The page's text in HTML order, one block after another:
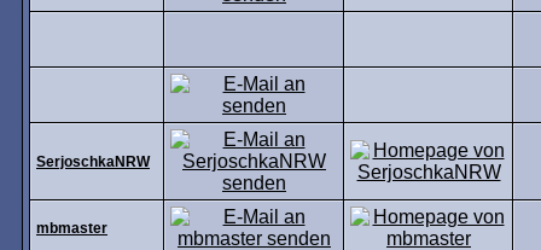
SerjoschkaNRW
mbmaster